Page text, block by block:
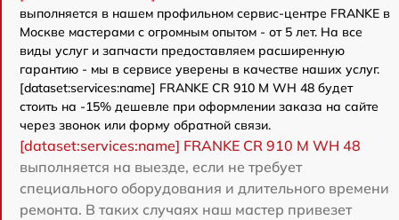
выполняется в нашем профильном сервис-центре FRANKE в
Москве мастерами с огромным опытом - от 5 лет. На все
виды услуг и запчасти предоставляем расширенную
гарантию - мы в сервисе уверены в качестве наших услуг.
[dataset:services:name] FRANKE CR 910 M WH 48 будет
стоить на -15% дешевле при оформлении заказа на сайте
через звонок или форму обратной связи.
[dataset:services:name] FRANKE CR 910 M WH 48
выполняется на выезде, если не требует
специального оборудования и длительного времени
ремонта. В таких случаях наш мастер привезет